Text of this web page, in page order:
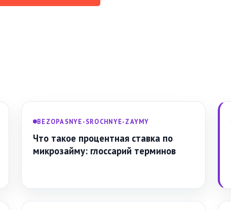
BEZOPASNYE-SROCHNYE-ZAYMY
Что такое процентная ставка по
микрозайму: глоссарий терминов